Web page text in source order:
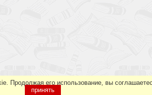
Продолжая его использование, вы
принять